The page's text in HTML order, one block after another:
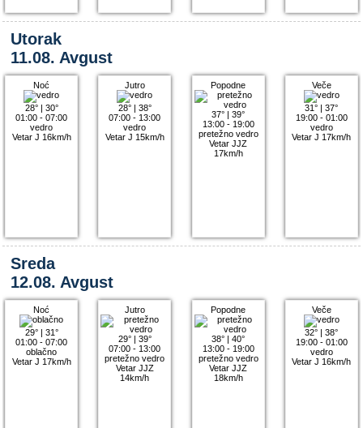
Utorak
11.08. Avgust
Noć
28°| 30°
01:00 - 07:00
vedro
Vetar J 16km/h
Jutro
28°| 38°
07:00 - 13:00
vedro
Vetar J 15km/h
Popodne
37° |39°
13:00 - 19:00
pretežno vedro
Vetar JJZ
17km/h
Veče
31° |37°
19:00 - 01:00
vedro
Vetar J 17km/h
Sreda
12.08. Avgust
Noć
29°| 31°
01:00 - 07:00
oblačno
Vetar J 17km/h
Jutro
29°| 39°
07:00 - 13:00
pretežno vedro
Vetar JJZ
14km/h
Popodne
38° |40°
13:00 - 19:00
pretežno vedro
Vetar JJZ
18km/h
Veče
32° |38°
19:00 - 01:00
vedro
Vetar J 16km/h